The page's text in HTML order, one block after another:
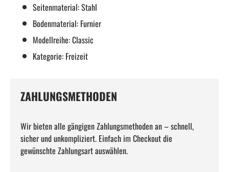
Seitenmaterial: Stahl
Bodenmaterial: Furnier
Modellreihe: Classic
Kategorie: Freizeit
ZAHLUNGSMETHODEN
Wir bieten alle gängigen Zahlungsmethoden an – schnell,
sicher und unkompliziert. Einfach im Checkout die
gewünschte Zahlungsart auswählen.